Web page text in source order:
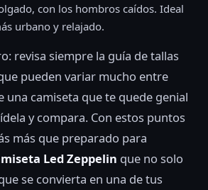
con los hombros caídos. Ideal
urbano y relajado.
revisa siempre la guía de tallas
pueden variar mucho entre
una camiseta que te quede genial
y compara. Con estos puntos
más que preparado para
Led Zeppelin que no solo
se convierta en una de tus